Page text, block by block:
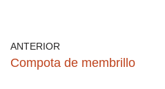
ANTERIOR
Compota de membrillo